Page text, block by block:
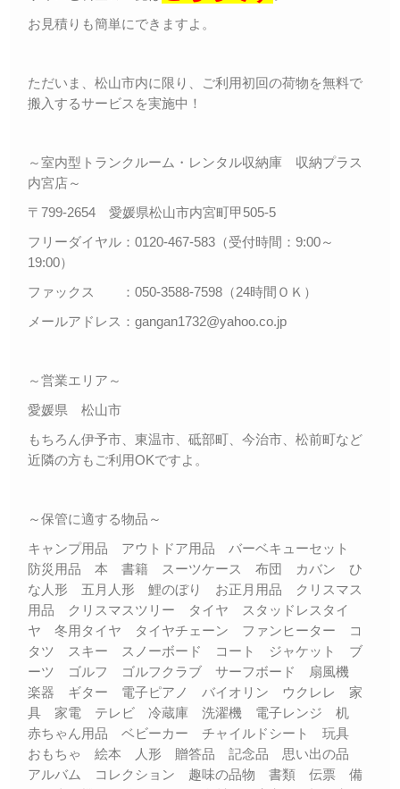
お見積りも簡単にできますよ。
ただいま、松山市内に限り、ご利用初回の荷物を無料で
搬入するサービスを実施中！
～室内型トランクルーム・レンタル収納庫 収納プラス
内宮店～
〒799-2654 愛媛県松山市内宮町甲505-5
フリーダイヤル：0120-467-583（受付時間：9:00～
19:00）
ファックス ：050-3588-7598（24時間ＯＫ）
メールアドレス：gangan1732@yahoo.co.jp
～営業エリア～
愛媛県 松山市
もちろん伊予市、東温市、砥部町、今治市、松前町など
近隣の方もご利用OKですよ。
～保管に適する物品～
キャンプ用品 アウトドア用品 バーベキューセット
防災用品 本 書籍 スーツケース 布団 カバン ひ
な人形 五月人形 鯉のぼり お正月用品 クリスマス
用品 クリスマスツリー タイヤ スタッドレスタイ
ヤ 冬用タイヤ タイヤチェーン ファンヒーター コ
タツ スキー スノーボード コート ジャケット ブ
ーツ ゴルフ ゴルフクラブ サーフボード 扇風機
楽器 ギター 電子ピアノ バイオリン ウクレレ 家
具 家電 テレビ 冷蔵庫 洗濯機 電子レンジ 机
赤ちゃん用品 ベビーカー チャイルドシート 玩具
おもちゃ 絵本 人形 贈答品 記念品 思い出の品
アルバム コレクション 趣味の品物 書類 伝票 備